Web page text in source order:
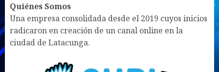
Quiénes Somos
Una empresa consolidada desde el 2019 cuyos inicios
radicaron en creación de un canal online en la
ciudad de Latacunga.